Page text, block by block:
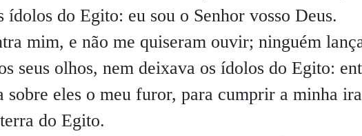
ídolos do Egito: eu sou o Senhor vosso Deus.
mim, e não me quiseram ouvir; ninguém
seus olhos, nem deixava os ídolos do Egito:
sobre eles o meu furor, para cumprir a minha ira
do Egito.